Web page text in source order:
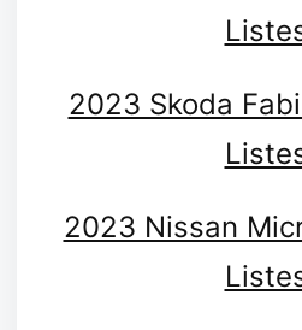
2023 Skoda
2023 Nissan